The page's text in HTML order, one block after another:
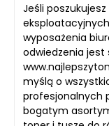
Jeśli
wyposażenia
odwiedzenia
myślą o
profesjonalnych
bogatym